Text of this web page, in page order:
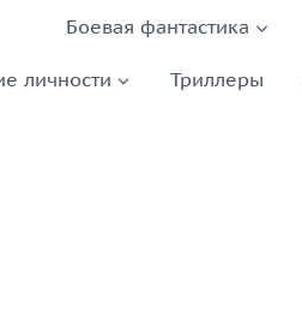
Боевая фантастика
личности Триллеры